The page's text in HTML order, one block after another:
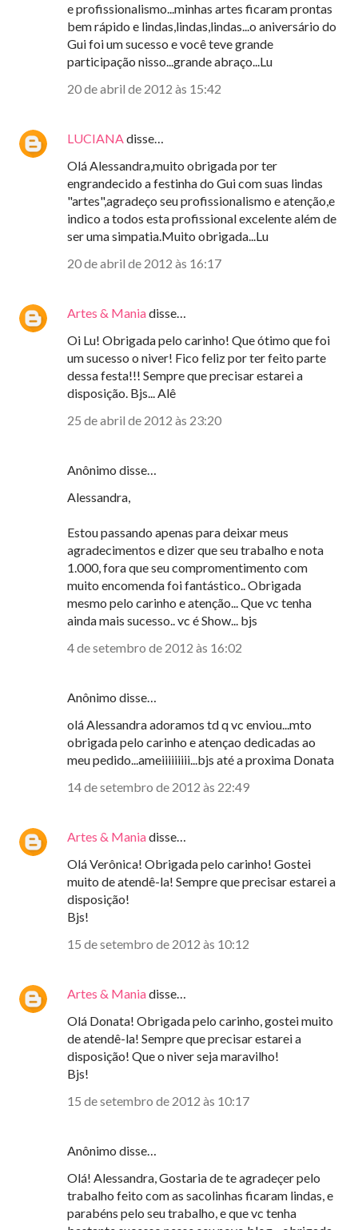
e profissionalismo...minhas artes ficaram prontas
bem rápido e lindas,lindas,lindas...o aniversário do
Gui foi um sucesso e você teve grande
participação nisso...grande abraço...Lu
20 de abril de 2012 às 15:42
LUCIANAdisse…
Olá Alessandra,muito obrigada por ter
engrandecido a festinha do Gui com suas lindas
"artes",agradeço seu profissionalismo e atenção,e
indico a todos esta profissional excelente além de
ser uma simpatia.Muito obrigada...Lu
20 de abril de 2012 às 16:17
Artes & Maniadisse…
Oi Lu! Obrigada pelo carinho! Que ótimo que foi
um sucesso o niver! Fico feliz por ter feito parte
dessa festa!!! Sempre que precisar estarei a
disposição. Bjs... Alê
25 de abril de 2012 às 23:20
Anônimo disse…
Alessandra,
Estou passando apenas para deixar meus
agradecimentos e dizer que seu trabalho e nota
1.000, fora que seu compromentimento com
muito encomenda foi fantástico.. Obrigada
mesmo pelo carinho e atenção... Que vc tenha
ainda mais sucesso.. vc é Show... bjs
4 de setembro de 2012 às 16:02
Anônimo disse…
olá Alessandra adoramos td q vc enviou...mto
obrigada pelo carinho e atençao dedicadas ao
meu pedido...ameiiiiiiiii...bjs até a proxima Donata
14 de setembro de 2012 às 22:49
Artes & Maniadisse…
Olá Verônica! Obrigada pelo carinho! Gostei
muito de atendê-la! Sempre que precisar estarei a
disposição!
Bjs!
15 de setembro de 2012 às 10:12
Artes & Maniadisse…
Olá Donata! Obrigada pelo carinho, gostei muito
de atendê-la! Sempre que precisar estarei a
disposição! Que o niver seja maravilho!
Bjs!
15 de setembro de 2012 às 10:17
Anônimo disse…
Olá! Alessandra, Gostaria de te agradeçer pelo
trabalho feito com as sacolinhas ficaram lindas, e
parabéns pelo seu trabalho, e que vc tenha